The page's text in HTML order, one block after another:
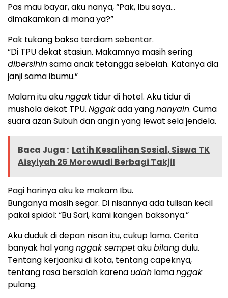
Pas mau bayar, aku nanya, “Pak, Ibu saya…
dimakamkan di mana ya?”
Pak tukang bakso terdiam sebentar.
“Di TPU dekat stasiun. Makamnya masih sering
dibersihinsama anak tetangga sebelah. Katanya dia
janji sama ibumu.”
Malam itu akunggaktidur di hotel. Aku tidur di
mushola dekat TPU. Nggakada yangnanyain. Cuma
suara azan Subuh dan angin yang lewat sela jendela.
Baca Juga : Latih Kesalihan Sosial, Siswa TK
Aisyiyah 26 Morowudi Berbagi Takjil
Pagi harinya aku ke makam Ibu.
Bunganya masih segar. Di nisannya ada tulisan kecil
pakai spidol: “Bu Sari, kami kangen baksonya.”
Aku duduk di depan nisan itu, cukup lama. Cerita
banyak hal yangnggak sempetakubilangdulu.
Tentang kerjaanku di kota, tentang capeknya,
tentang rasa bersalah karena udah lamanggak
pulang.